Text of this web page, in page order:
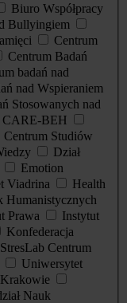
Biuro Współpracy
Bullyingiem
Centrum
Centrum Badań
badań nad
nad Wspieraniem
Stosowanych nad
CARE-BEH
Centrum Studiów
Dział
Emotion
Viadrina
Health
Humanistycznych
Prawa
Instytut
Konfederacja
StresLab Centrum
Uniwersytet
Nauk